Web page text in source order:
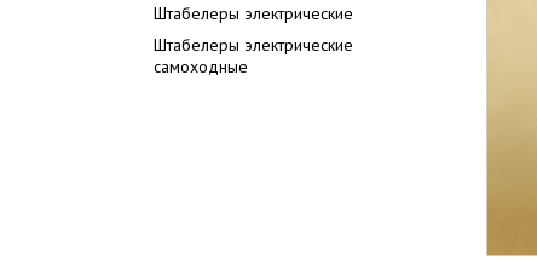
Штабелеры электрические
Штабелеры электрические
самоходные